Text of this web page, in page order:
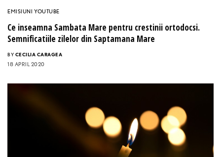
EMISIUNI YOUTUBE
Ce inseamna Sambata Mare pentru crestinii ortodocsi.
Semnificatiile zilelor din Saptamana Mare
BY CECILIA CARAGEA
18 APRIL 2020